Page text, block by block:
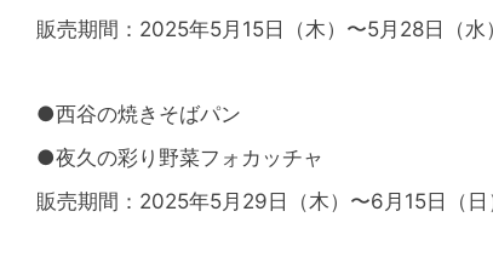
販売期間：2025年5⽉15⽇（木）〜5月28日（水）
●西谷の焼きそばパン
●夜久の彩り野菜フォカッチャ
販売期間：2025年5⽉29⽇（木）〜6月15日（日